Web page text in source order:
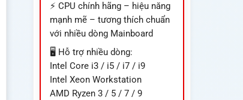
⚡ CPU chính hãng – hiệu năng
mạnh mẽ – tương thích chuẩn
với nhiều dòng Mainboard
🖥️ Hỗ trợ nhiều dòng:
Intel Core i3 / i5 / i7 / i9
Intel Xeon Workstation
AMD Ryzen 3 / 5 / 7 / 9